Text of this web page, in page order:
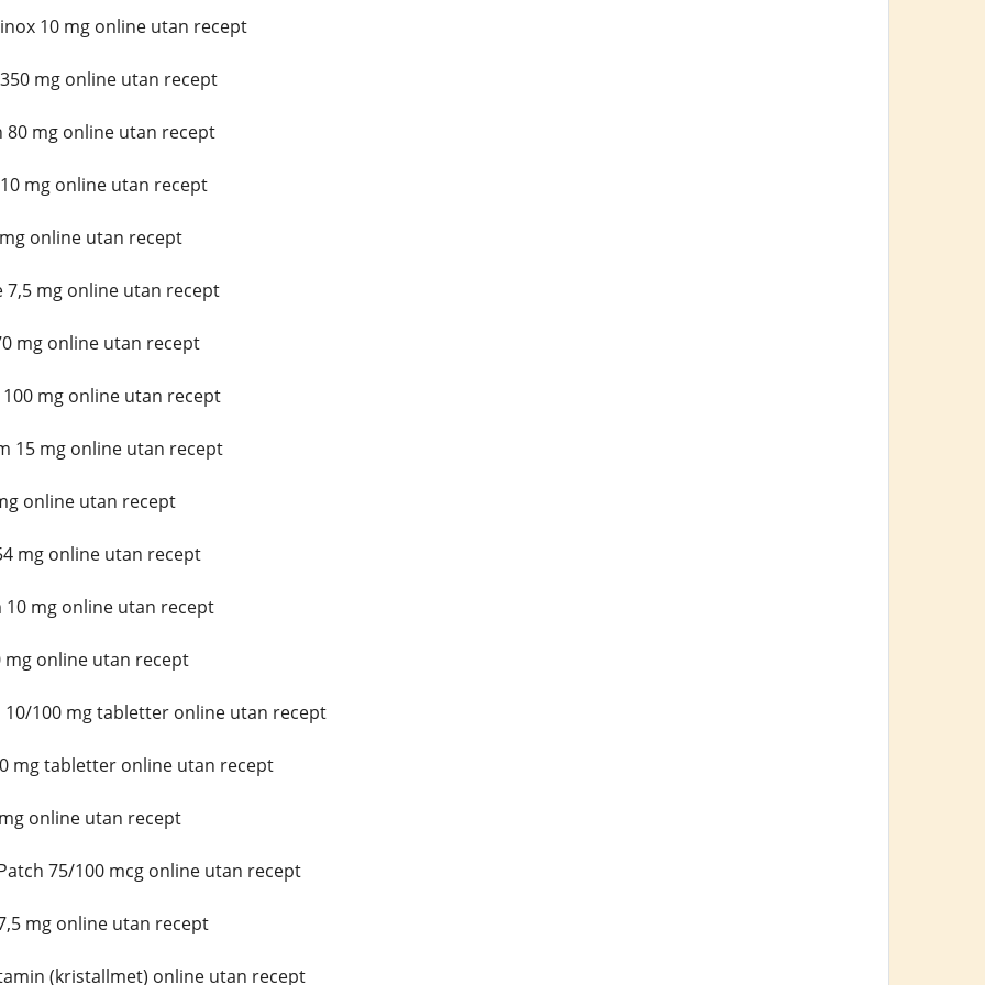
10 mg online utan recept
mg online utan recept
mg online utan recept
mg online utan recept
online utan recept
mg online utan recept
mg online utan recept
mg online utan recept
15 mg online utan recept
online utan recept
mg online utan recept
mg online utan recept
online utan recept
100 mg tabletter online utan recept
mg tabletter online utan recept
online utan recept
75/100 mcg online utan recept
mg online utan recept
(kristallmet) online utan recept